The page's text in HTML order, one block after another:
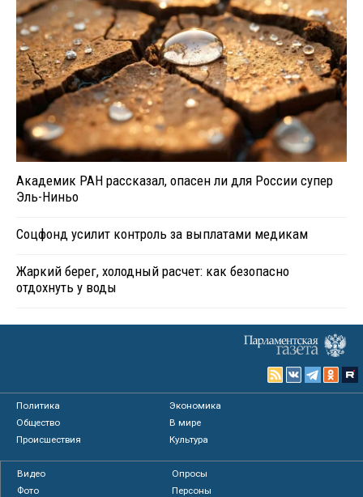
Академик РАН рассказал, опасен ли для России супер
Эль-Ниньо
Соцфонд усилит контроль за выплатами медикам
Жаркий берег, холодный расчет: как безопасно
отдохнуть у воды
Политика
Экономика
Общество
В мире
Происшествия
Культура
Видео
Опросы
Фото
Персоны